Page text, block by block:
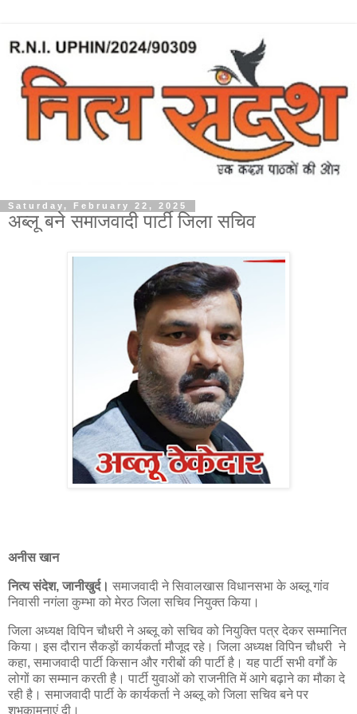
Saturday, February 22, 2025
अब्लू बने समाजवादी पार्टी जिला सचिव
अनीस खान
नित्य संदेश, जानीखुर्द। समाजवादी ने सिवालखास विधानसभा के अब्लू गांव
निवासी नगंला कुम्भा को मेरठ जिला सचिव नियुक्त किया।
जिला अध्यक्ष विपिन चौधरी ने अब्लू को सचिव को नियुक्ति पत्र देकर सम्मानित
किया। इस दौरान सैकड़ों कार्यकर्ता मौजूद रहे। जिला अध्यक्ष विपिन चौधरी ने
कहा, समाजवादी पार्टी किसान और गरीबों की पार्टी है। यह पार्टी सभी वर्गों के
लोगों का सम्मान करती है। पार्टी युवाओं को राजनीति में आगे बढ़ाने का मौका दे
रही है। समाजवादी पार्टी के कार्यकर्ता ने अब्लू को जिला सचिव बने पर
शुभकामनाएं दी।